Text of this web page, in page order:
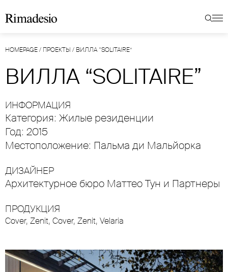
HOMEPAGE/ ПРОЕКТЫ / ВИЛЛА “SOLITAIRE”
ВИЛЛА “SOLITAIRE”
ИНФОРМАЦИЯ
Категория: Жилые резиденции
Год: 2015
Местоположение: Пальма ди Мальйорка
ДИЗАЙНЕР
Архитектурное бюро Маттео Тун и Партнеры
ПРОДУКЦИЯ
Cover, Zenit, Cover, Zenit, Velaria